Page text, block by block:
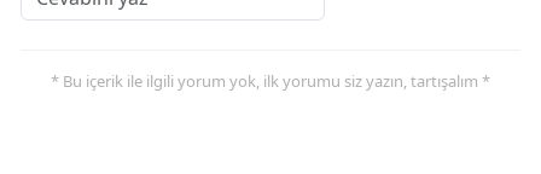
* Bu içerik ile ilgili yorum yok, ilk yorumu siz yazın, tartışalım *